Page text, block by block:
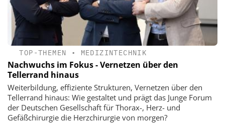
TOP-THEMEN • MEDIZINTECHNIK
Nachwuchs im Fokus - Vernetzen über den
Tellerrand hinaus
Weiterbildung, effiziente Strukturen, Vernetzen über den
Tellerrand hinaus: Wie gestaltet und prägt das Junge Forum
der Deutschen Gesellschaft für Thorax-, Herz- und
Gefäßchirurgie die Herzchirurgie von morgen?